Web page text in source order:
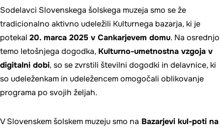
Sodelavci Slovenskega šolskega muzeja smo se že
tradicionalno aktivno udeležili Kulturnega bazarja, ki je
potekal 20. marca 2025 v Cankarjevem domu. Na osrednjo
temo letošnjega dogodka, Kulturno-umetnostna vzgoja v
digitalni dobi, so se zvrstili številni dogodki in delavnice, ki
so udeleženkam in udeležencem omogočali oblikovanje
programa po svojih željah.
V Slovenskem šolskem muzeju smo na Bazarjevi kul-poti na